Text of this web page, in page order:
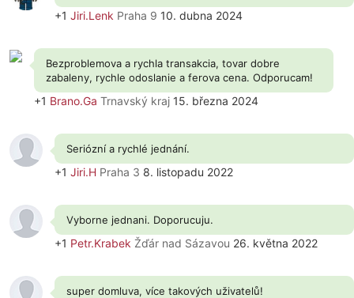
+1 Jiri.Lenk Praha 9 10. dubna 2024
Bezproblemova a rychla transakcia, tovar dobre
zabaleny, rychle odoslanie a ferova cena. Odporucam!
+1 Brano.Ga Trnavský kraj 15. března 2024
Seriózní a rychlé jednání.
+1 Jiri.H Praha 3 8. listopadu 2022
Vyborne jednani. Doporucuju.
+1 Petr.Krabek Žďár nad Sázavou 26. května 2022
super domluva, více takových uživatelů!